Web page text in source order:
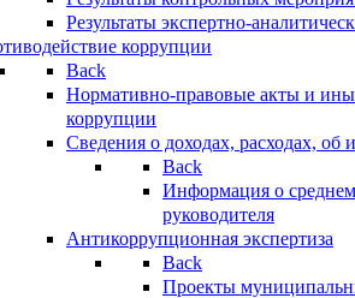
Результаты экспертно-
коррупции
Back
Нормативно-правовые акты и
коррупции
Сведения о доходах, расходах, об
Back
Информация о
руководителя
Антикоррупционная экспертиза
Back
Проекты